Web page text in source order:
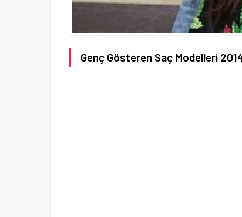
Genç Gösteren Saç Modelleri